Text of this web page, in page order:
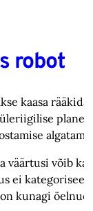
robot
kaasa
üleriigilise
väärtusi võib ka
ei
kunagi